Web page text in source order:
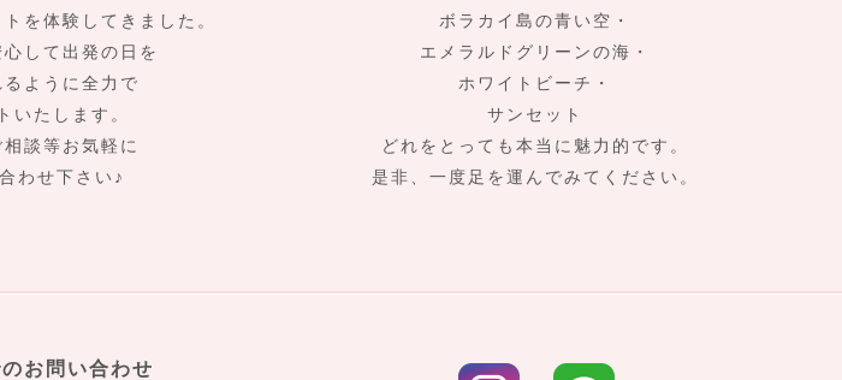
を体験してきました。
して出発の日を
ように全力で
いたします。
談等お気軽に
わせ下さい♪
ボラカイ島の青い空・
エメラルドグリーンの海・
ホワイトビーチ・
サンセット
どれをとっても本当に魅力的です。
是非、一度足を運んでみてください。
お問い合わせ